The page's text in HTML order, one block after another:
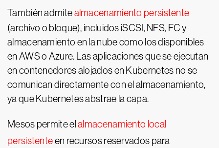
También admitealmacenamiento persistente
(archivo o bloque), incluidos iSCSI, NFS, FC y
almacenamiento en la nube como los disponibles
en AWS o Azure. Las aplicaciones que se ejecutan
en contenedores alojados en Kubernetes no se
comunican directamente con el almacenamiento,
ya que Kubernetes abstrae la capa.
Mesos permite elalmacenamiento local
persistenteen recursos reservados para